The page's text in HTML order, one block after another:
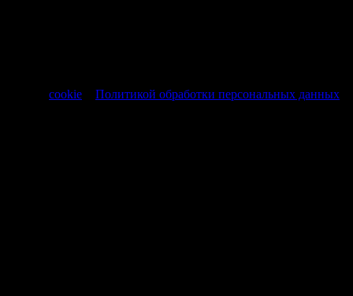
cookie Политикой обработки персональных данных